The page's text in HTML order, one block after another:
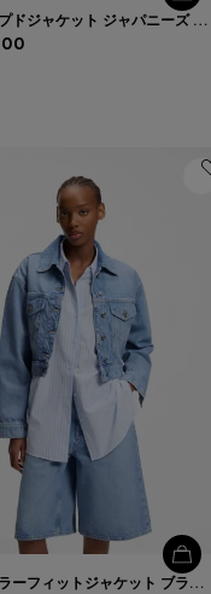
クロップドジャケット ジャパニーズ セルビッジデニム
レギュラーフィットジャケット ブライトブルー デニム